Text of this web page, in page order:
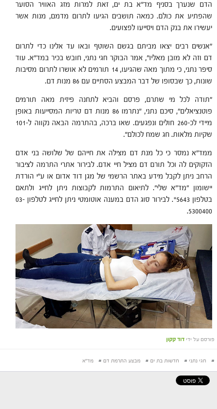
הדם שנערך בסניף מד"א בת ים, זאת למרות מזג האוויר הסוער
שהפתיע את כולם. כמאה תושבים הגיעו לתרום מדמם, מנות אשר
יעשירו את בנק הדם ויסייעו לפצועים.
"אנשים רבים יצאו מביתם בגשם השוטף ובאו עד אלינו כדי לתרום
דם וזה לא מובן מאליו", אמר הבוקר חגי נתני, חובש בכיר במד"א. עוד
סיפר נתני, כי מתוך מאה שהגיעו, 14 תורמים לא אושרו לתרום מסיבות
שונות, כך שבסופו של דבר המבצע הסתיים עם 86 מנות דם.
"תודה לכל מי שתרם, פרסם והביא לתחנה פיזית מאה תורמים
פוטנציאלים", סיכם נתני, "נתרמו 86 מנות דם טריות המסייעות באופן
מיידי לכ-260 חולים ונפגעים. שאו ברכה, בהתרמה הבאה נקווה ל-101
שקיות מלאות. חג שמח לכולם".
ממד"א נמסר כי כל מנת דם מצילה את חייהם של שלושה בני אדם
הזקוקים לה וכל תורם דם מציל חיי אדם. לבירור אתרי התרמה לציבור
הרחב ניתן לקבל מידע באתר הרשמי של מגן דוד אדום או ע"י הורדת
יישומון "מד"א שלי". לתיאום התרמות לקבוצות ניתן לחייג ולתאם
בטלפון 5643*. לבירור סוג הדם במענה אוטומטי ניתן לחייג לטלפון 03-
5300400.
פורסם על ידי דוד קקון
# חגי נתני # חדשות בת ים # מבצע התרמת דם # מד"א